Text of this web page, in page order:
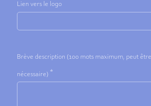
Lien vers le logo
Brève description (100 mots maximum, peut
nécessaire) *